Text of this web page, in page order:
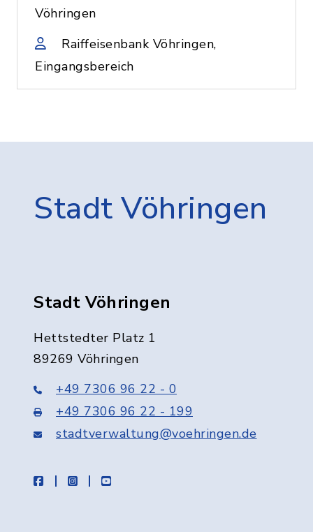
Vöhringen
Raiffeisenbank Vöhringen,
Eingangsbereich
Stadt Vöhringen
Stadt Vöhringen
Hettstedter Platz 1
89269 Vöhringen
+49 7306 96 22 - 0
+49 7306 96 22 - 199
stadtverwaltung@voehringen.de
facebookinstagramyoutube